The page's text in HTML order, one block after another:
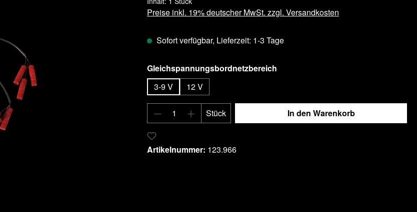
Preise inkl. 19% deutscher MwSt. zzgl. Versandkosten
Sofort verfügbar, Lieferzeit: 1-3 Tage
Gleichspannungsbordnetzbereich
3-9 V
12 V
Produkt Anzahl: Gib den gewünschten Wert ein
Stück In den Warenkorb
Artikelnummer: 123.966